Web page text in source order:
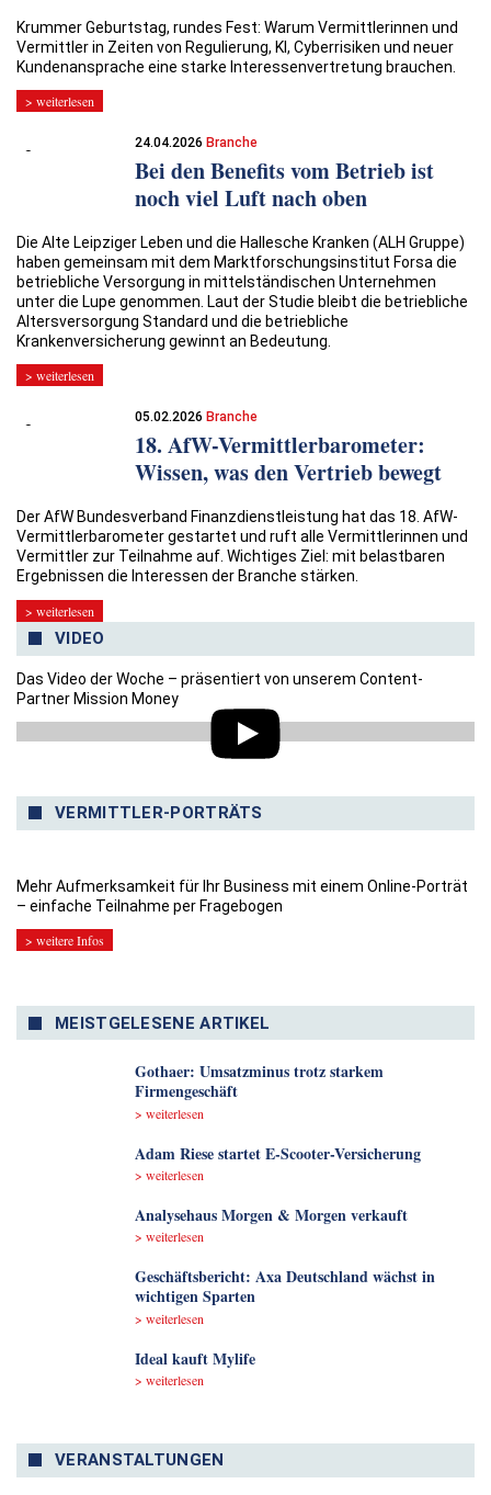
Krummer Geburtstag, rundes Fest: Warum Vermittlerinnen und
Vermittler in Zeiten von Regulierung, KI, Cyberrisiken und neuer
Kundenansprache eine starke Interessenvertretung brauchen.
> weiterlesen
24.04.2026 Branche
Bei den Benefits vom Betrieb ist
noch viel Luft nach oben
Die Alte Leipziger Leben und die Hallesche Kranken (ALH Gruppe)
haben gemeinsam mit dem Marktforschungsinstitut Forsa die
betriebliche Versorgung in mittelständischen Unternehmen
unter die Lupe genommen. Laut der Studie bleibt die betriebliche
Altersversorgung Standard und die betriebliche
Krankenversicherung gewinnt an Bedeutung.
> weiterlesen
05.02.2026 Branche
18. AfW-Vermittlerbarometer:
Wissen, was den Vertrieb bewegt
Der AfW Bundesverband Finanzdienstleistung hat das 18. AfW-
Vermittlerbarometer gestartet und ruft alle Vermittlerinnen und
Vermittler zur Teilnahme auf. Wichtiges Ziel: mit belastbaren
Ergebnissen die Interessen der Branche stärken.
> weiterlesen
VIDEO
Das Video der Woche – präsentiert von unserem Content-
Partner Mission Money
VERMITTLER-PORTRÄTS
Mehr Aufmerksamkeit für Ihr Business mit einem Online-Porträt
– einfache Teilnahme per Fragebogen
> weitere Infos
MEISTGELESENE ARTIKEL
Gothaer: Umsatzminus trotz starkem
Firmengeschäft
> weiterlesen
Adam Riese startet E-Scooter-Versicherung
> weiterlesen
Analyse­haus Morgen & Morgen verkauft
> weiterlesen
Geschäftsbericht: Axa Deutschland wächst in
wichtigen Sparten
> weiterlesen
Ideal kauft Mylife
> weiterlesen
VERANSTALTUNGEN